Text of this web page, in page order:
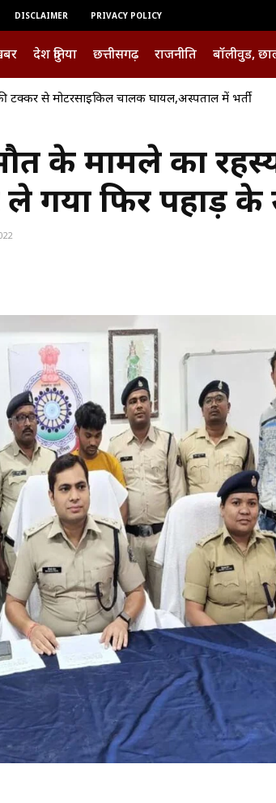
DISCLAIMER PRIVACY POLICY
देश दुनिया छत्तीसगढ़ राजनीति बॉलीवुड,
टक्कर से मोटरसाइकिल चालक घायल,अस्पताल में भर्ती
के मामले का
गया फिर पहाड़